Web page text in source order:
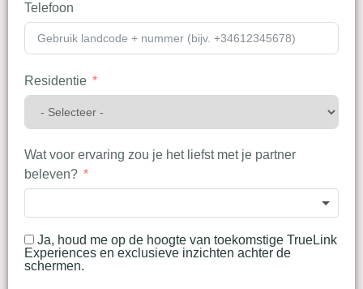
Telefoon
Residentie
Wat voor ervaring zou je het liefst met je partner
beleven?
Ja, houd me op de hoogte van toekomstige TrueLink
Experiences en exclusieve inzichten achter de
schermen.